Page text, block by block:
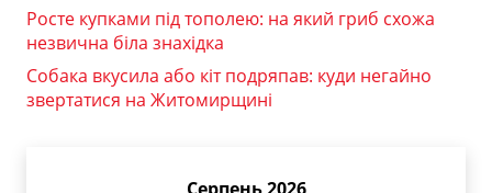
Росте купками під тополею: на який гриб схожа
незвична біла знахідка
Собака вкусила або кіт подряпав: куди негайно
звертатися на Житомирщині